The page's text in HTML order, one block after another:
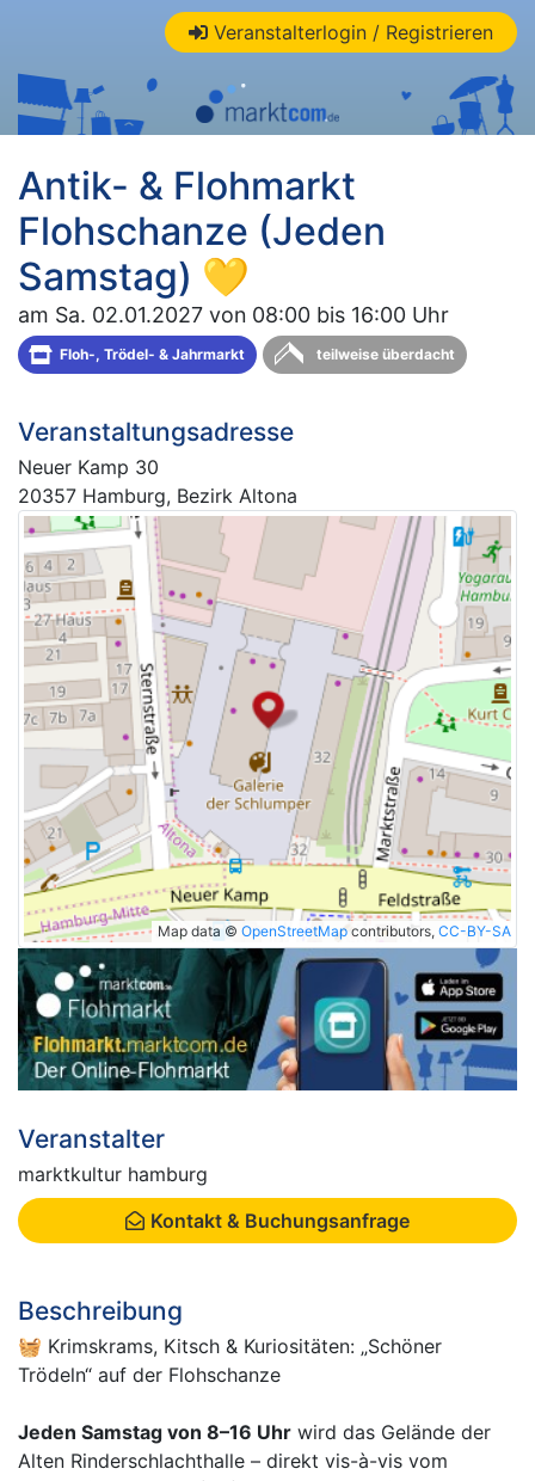
Veranstalterlogin / Registrieren
Antik- & Flohmarkt
Flohschanze (Jeden
Samstag) 💛
am Sa. 02.01.2027 von 08:00 bis 16:00 Uhr
Floh-, Trödel- & Jahrmarkt teilweise überdacht
Veranstaltungsadresse
Neuer Kamp 30
20357 Hamburg, Bezirk Altona
Map data © OpenStreetMap contributors, CC-BY-SA
Veranstalter
marktkultur hamburg
Kontakt & Buchungsanfrage
Beschreibung
🧺 Krimskrams, Kitsch & Kuriositäten: „Schöner
Trödeln“ auf der Flohschanze
Jeden Samstag von 8–16 Uhr wird das Gelände der
Alten Rinderschlachthalle – direkt vis-à-vis vom